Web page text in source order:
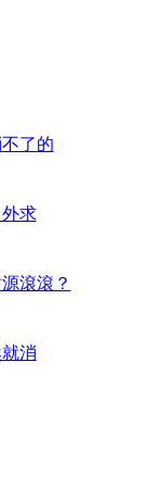
了的
求
滾滾？
消